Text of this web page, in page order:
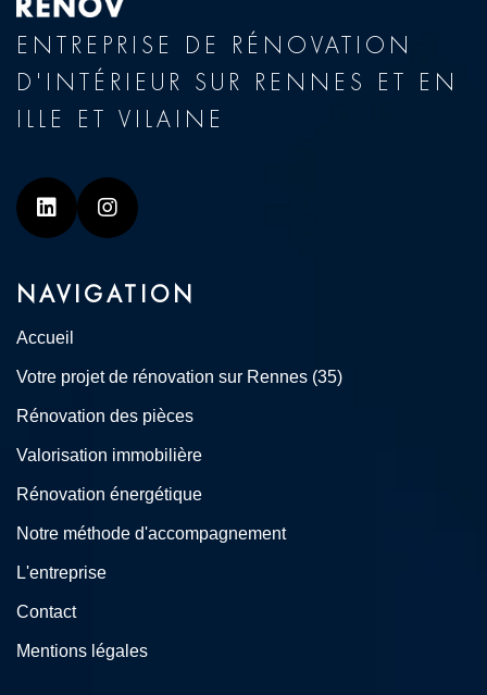
ENTREPRISE DE RÉNOVATION
D'INTÉRIEUR SUR RENNES ET EN
ILLE ET VILAINE
Linkedin Instagram
NAVIGATION
Accueil
Votre projet de rénovation sur Rennes (35)
Rénovation des pièces
Valorisation immobilière
Rénovation énergétique
Notre méthode d'accompagnement
L'entreprise
Contact
Mentions légales